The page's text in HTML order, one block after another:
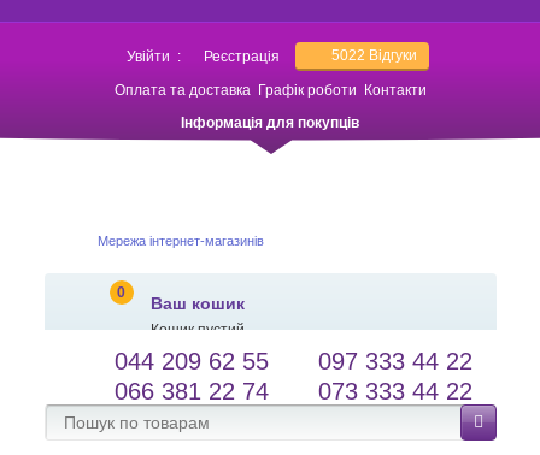
Увійти : Реєстрація 5022 Відгуки
Оплата та доставка Графік роботи
Контакти
Інформація для покупців
Мережа інтернет-магазинів
0
Ваш кошик
Кошик пустий
salessameto@gmail.com
Зворотній зв'язок
Мова сайту
044 209 62 55
097 333 44 22
066 381 22 74
073 333 44 22